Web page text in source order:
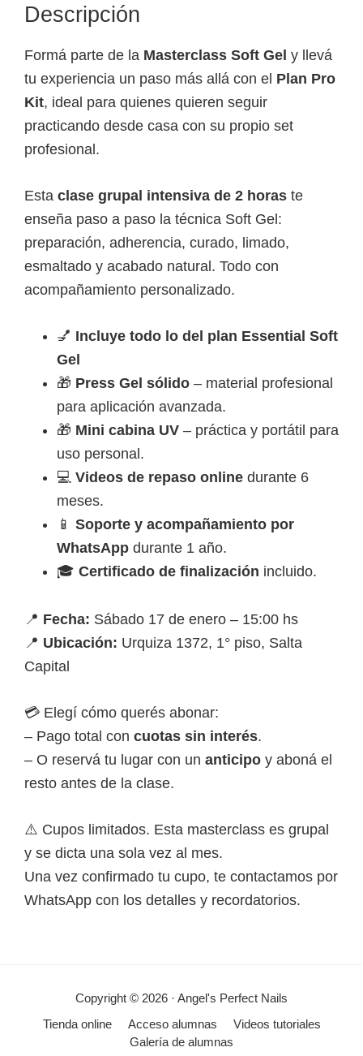
Kit
total
o
anticipo)
cantidad
Descripción
Formá parte de la Masterclass Soft Gel y llevá
tu experiencia un paso más allá con el Plan Pro
Kit, ideal para quienes quieren seguir
practicando desde casa con su propio set
profesional.
Esta clase grupal intensiva de 2 horas te
enseña paso a paso la técnica Soft Gel:
preparación, adherencia, curado, limado,
esmaltado y acabado natural. Todo con
acompañamiento personalizado.
💅 Incluye todo lo del plan Essential Soft
Gel
🎁 Press Gel sólido – material profesional
para aplicación avanzada.
🎁 Mini cabina UV – práctica y portátil para
uso personal.
💻 Videos de repaso online durante 6
meses.
📱 Soporte y acompañamiento por
WhatsApp durante 1 año.
🎓 Certificado de finalización incluido.
📍 Fecha: Sábado 17 de enero – 15:00 hs
📍 Ubicación: Urquiza 1372, 1° piso, Salta
Capital
💳 Elegí cómo querés abonar:
– Pago total con cuotas sin interés.
– O reservá tu lugar con un anticipo y aboná el
resto antes de la clase.
⚠️ Cupos limitados. Esta masterclass es grupal
y se dicta una sola vez al mes.
Una vez confirmado tu cupo, te contactamos por
WhatsApp con los detalles y recordatorios.
Copyright © 2026 · Angel's Perfect Nails
Tienda online
Acceso alumnas
Videos tutoriales
Galería de alumnas